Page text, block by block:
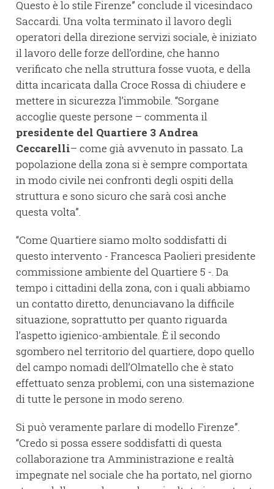
Questo è lo stile Firenze” conclude il vicesindaco
Saccardi. Una volta terminato il lavoro degli
operatori della direzione servizi sociale, è iniziato
il lavoro delle forze dell’ordine, che hanno
verificato che nella struttura fosse vuota, e della
ditta incaricata dalla Croce Rossa di chiudere e
mettere in sicurezza l’immobile. “Sorgane
accoglie queste persone – commenta il
presidente del Quartiere 3 Andrea
Ceccarelli– come già avvenuto in passato. La
popolazione della zona si è sempre comportata
in modo civile nei confronti degli ospiti della
struttura e sono sicuro che sarà così anche
questa volta”.
“Come Quartiere siamo molto soddisfatti di
questo intervento - Francesca Paolieri presidente
commissione ambiente del Quartiere 5 -. Da
tempo i cittadini della zona, con i quali abbiamo
un contatto diretto, denunciavano la difficile
situazione, soprattutto per quanto riguarda
l’aspetto igienico-ambientale. È il secondo
sgombero nel territorio del quartiere, dopo quello
del campo nomadi dell’Olmatello che è stato
effettuato senza problemi, con una sistemazione
di tutte le persone in modo sereno.
Si può veramente parlare di modello Firenze”.
“Credo si possa essere soddisfatti di questa
collaborazione tra Amministrazione e realtà
impegnate nel sociale che ha portato, nel giorno